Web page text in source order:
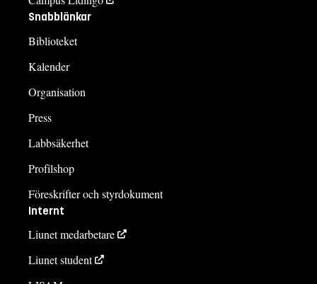
Snabblänkar
Biblioteket
Kalender
Organisation
Press
Labbsäkerhet
Profilshop
Föreskrifter och styrdokument
Internt
Liunet medarbetare
Liunet student